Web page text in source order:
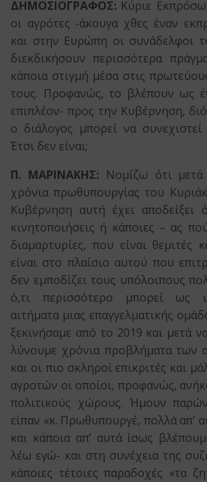
ΔΗΜΟΣΙΟΓΡΑΦΟΣ: Κύριε
οι αγρότες -άκουγα χθες έναν
και στην Ευρώπη οι συνάδελφοι
διεκδικήσουν περισσότερα
κάποια στιγμή μέσα στις
τους. Προφανώς, το βλέπουν ως
επιπλέον- προς την Κυβέρνηση,
ο διάλογος μπορεί να
Έτσι δεν είναι;
Π. ΜΑΡΙΝΑΚΗΣ: Νομίζω ότι μετά
χρόνια πρωθυπουργίας του
Κυβέρνηση αυτή έχει αποδείξει
κινητοποιήσεις ή κάποιες – ας
διαμαρτυρίες, που είναι θεμιτές
είναι στο πλαίσιο αυτού που
δεν εμποδίζει τους υπόλοιπους
ό,τι περισσότερο μπορεί ως
αιτήματα μιας επαγγελματικής
ξεκινήσαμε από το 2019 και μετά
λύνουμε χρόνια προβλήματα των
και οι πιο σκληροί επικριτές και
αγροτών οι οποίοι, προφανώς,
πολιτικούς χώρους. Ήμουν
είπαν «κ. Πρωθυπουργέ, πολλά απ’
και κάποια απ’ αυτά ίσως
λέω εγώ- και στη συνέχεια της
κάποιες τέτοιες παραδοχές «τα